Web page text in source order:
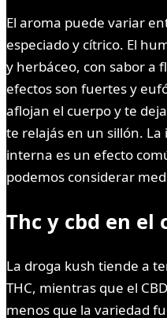
El aroma puede variar
especiado y cítrico. El
y herbáceo, con sabor a
efectos son fuertes ​​y
aflojan el cuerpo y te
te relajás en un sillón.
interna es un efecto
podemos considerar
Thc y cbd en el
La droga kush tiende a
THC, mientras que el
menos que la variedad